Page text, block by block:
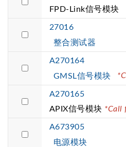
FPD-Link信号模块
27016
整合测试器
A270164
GMSL信号模块
A270165
APIX信号模块 *Call
A673905
电源模块